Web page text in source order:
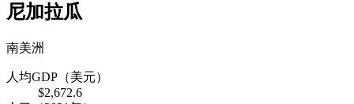
尼加拉瓜
南美洲
人均GDP（美元）
$2,672.6